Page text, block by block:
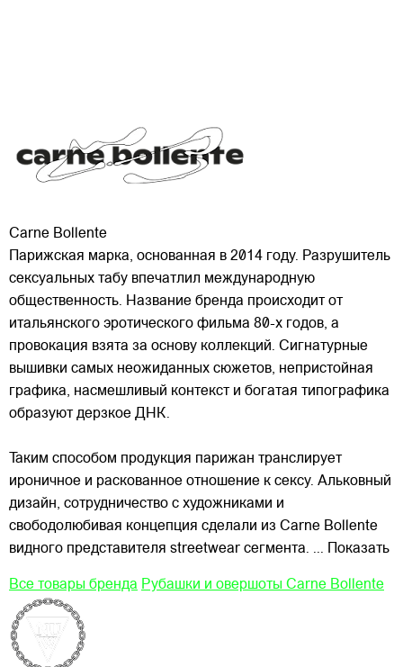
Carne Bollente
Парижская марка, основанная в 2014 году. Разрушитель
сексуальных табу впечатлил международную
общественность. Название бренда происходит от
итальянского эротического фильма 80-х годов, а
провокация взята за основу коллекций. Сигнатурные
вышивки самых неожиданных сюжетов, непристойная
графика, насмешливый контекст и богатая типографика
образуют дерзкое ДНК.
Таким способом продукция парижан транслирует
ироничное и раскованное отношение к сексу. Альковный
дизайн, сотрудничество с художниками и
свободолюбивая концепция сделали из Carne Bollente
видного представителя streetwear сегмента. ... Показать
Все товары бренда Рубашки и овершоты Carne Bollente